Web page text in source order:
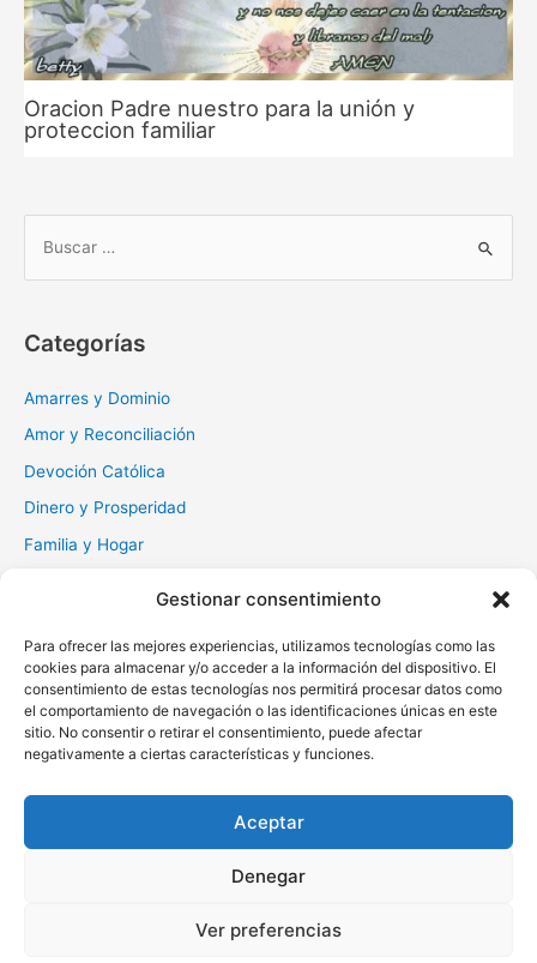
Gestionar consentimiento
Para ofrecer las mejores experiencias, utilizamos tecnologías como las
cookies para almacenar y/o acceder a la información del dispositivo. El
consentimiento de estas tecnologías nos permitirá procesar datos como
el comportamiento de navegación o las identificaciones únicas en este
sitio. No consentir o retirar el consentimiento, puede afectar
negativamente a ciertas características y funciones.
Aceptar
Denegar
Ver preferencias
Oracion Padre nuestro para la unión y
proteccion familiar
a
r
Categorías
Amarres y Dominio
Amor y Reconciliación
Devoción Católica
Dinero y Prosperidad
Familia y Hogar
Muerte y Difuntos
Oraciones Diarias
Otras
Protección y Liberación
Salud y Sanación
WordPress